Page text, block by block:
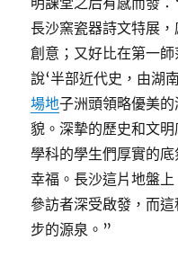
長沙窯瓷器詩文特展
創意；又好比在第一
說‘半部近代史，由湖
場地子洲頭領略優美
貌。深摯的歷史和文
學科的學生們厚實的
幸福。長沙這片地盤
參訪者深受啟發，而
步的源泉。”